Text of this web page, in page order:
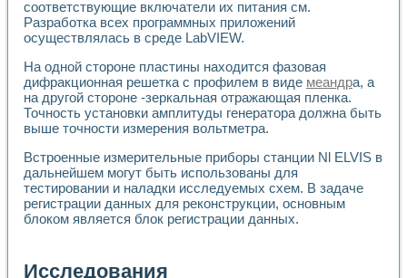
соответствующие включатели их питания см.
Разработка всех программных приложений
осуществлялась в среде LabVIEW.
На одной стороне пластины находится фазовая
дифракционная решетка с профилем в виде меандра, а
на другой стороне -зеркальная отражающая пленка.
Точность установки амплитуды генератора должна быть
выше точности измерения вольтметра.
Встроенные измерительные приборы станции Nl ELVIS в
дальнейшем могут быть использованы для
тестировании и наладки исследуемых схем. В задаче
регистрации данных для реконструкции, основным
блоком является блок регистрации данных.
Исследования